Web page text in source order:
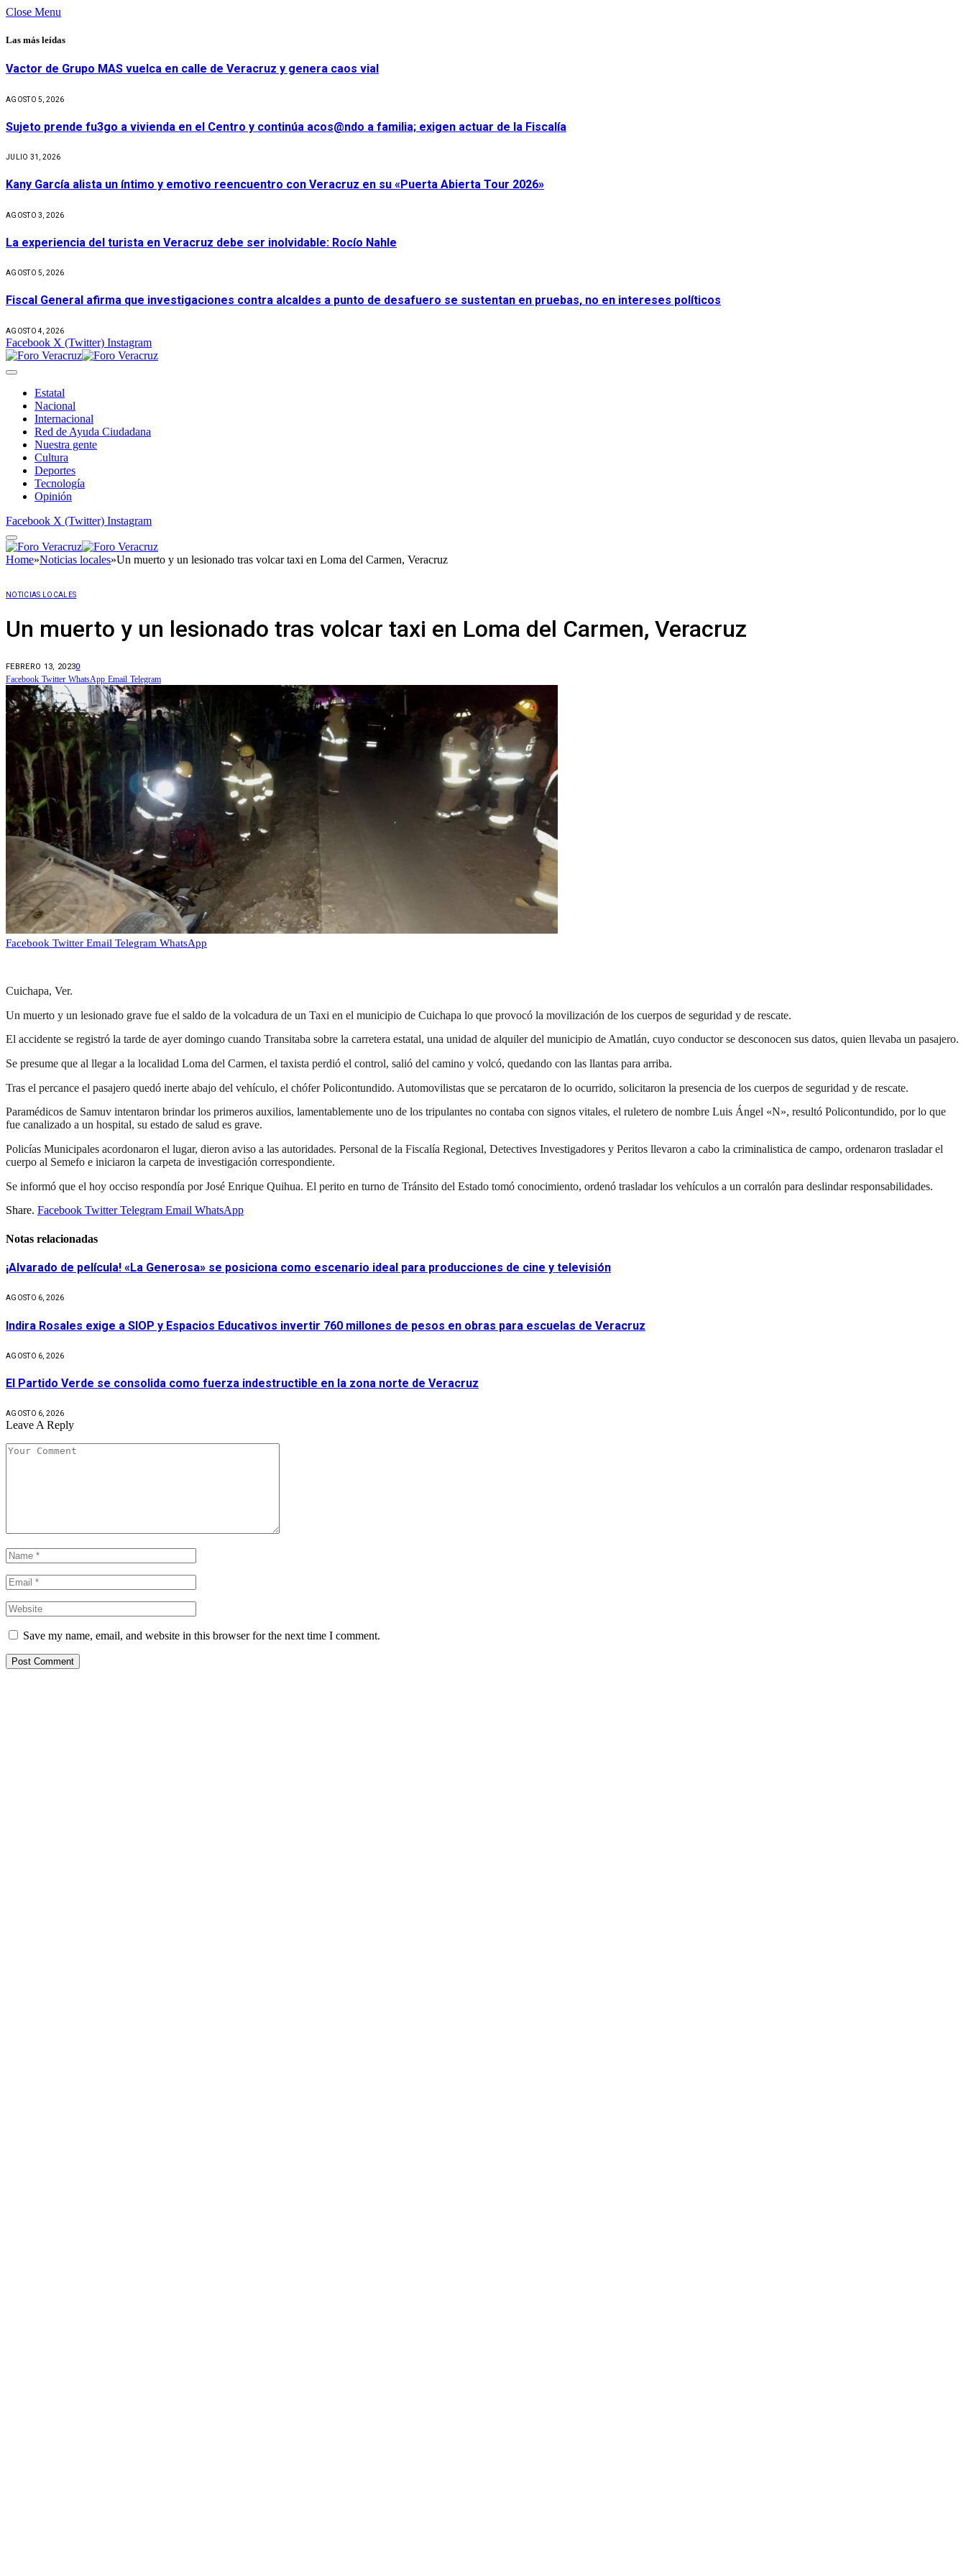
Close Menu
Las más leídas
Vactor de Grupo MAS vuelca en calle de Veracruz y genera caos vial
AGOSTO 5, 2026
Sujeto prende fu3go a vivienda en el Centro y continúa acos@ndo a familia; exigen actuar de la Fiscalía
JULIO 31, 2026
Kany García alista un íntimo y emotivo reencuentro con Veracruz en su «Puerta Abierta Tour 2026»
AGOSTO 3, 2026
La experiencia del turista en Veracruz debe ser inolvidable: Rocío Nahle
AGOSTO 5, 2026
Fiscal General afirma que investigaciones contra alcaldes a punto de desafuero se sustentan en pruebas, no en intereses políticos
AGOSTO 4, 2026
Facebook X (Twitter) Instagram
Estatal
Nacional
Internacional
Red de Ayuda Ciudadana
Nuestra gente
Cultura
Deportes
Tecnología
Opinión
Facebook X (Twitter) Instagram
Home»Noticias locales»Un muerto y un lesionado tras volcar taxi en Loma del Carmen, Veracruz
NOTICIAS LOCALES
Un muerto y un lesionado tras volcar taxi en Loma del Carmen, Veracruz
FEBRERO 13, 20230
Facebook Twitter WhatsApp Email Telegram
Facebook Twitter Email Telegram WhatsApp
Cuichapa, Ver.
Un muerto y un lesionado grave fue el saldo de la volcadura de un Taxi en el municipio de Cuichapa lo que provocó la movilización de los cuerpos de seguridad y de rescate.
El accidente se registró la tarde de ayer domingo cuando Transitaba sobre la carretera estatal, una unidad de alquiler del municipio de Amatlán, cuyo conductor se desconocen sus datos, quien llevaba un pasajero.
Se presume que al llegar a la localidad Loma del Carmen, el taxista perdió el control, salió del camino y volcó, quedando con las llantas para arriba.
Tras el percance el pasajero quedó inerte abajo del vehículo, el chófer Policontundido. Automovilistas que se percataron de lo ocurrido, solicitaron la presencia de los cuerpos de seguridad y de rescate.
Paramédicos de Samuv intentaron brindar los primeros auxilios, lamentablemente uno de los tripulantes no contaba con signos vitales, el ruletero de nombre Luis Ángel «N», resultó Policontundido, por lo que
fue canalizado a un hospital, su estado de salud es grave.
Policías Municipales acordonaron el lugar, dieron aviso a las autoridades. Personal de la Fiscalía Regional, Detectives Investigadores y Peritos llevaron a cabo la criminalistica de campo, ordenaron trasladar el
cuerpo al Semefo e iniciaron la carpeta de investigación correspondiente.
Se informó que el hoy occiso respondía por José Enrique Quihua. El perito en turno de Tránsito del Estado tomó conocimiento, ordenó trasladar los vehículos a un corralón para deslindar responsabilidades.
Share. Facebook Twitter Telegram Email WhatsApp
Notas relacionadas
¡Alvarado de película! «La Generosa» se posiciona como escenario ideal para producciones de cine y televisión
AGOSTO 6, 2026
Indira Rosales exige a SIOP y Espacios Educativos invertir 760 millones de pesos en obras para escuelas de Veracruz
AGOSTO 6, 2026
El Partido Verde se consolida como fuerza indestructible en la zona norte de Veracruz
AGOSTO 6, 2026
Leave A Reply
Save my name, email, and website in this browser for the next time I comment.